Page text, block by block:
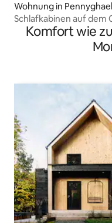
Wohnung in Pennyghael
Schlafkabinen auf dem
Komfort wie